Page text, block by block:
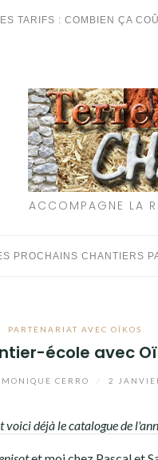
TARIFS : COMBIEN ÇA
ACCOMPAGNE LA
PROCHAINS CHANTIERS
PARTENARIAT AVEC OÏKOS
école avec
MONIQUE CERRO 2
voici déjà le catalogue de